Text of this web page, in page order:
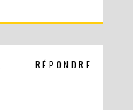
RÉPONDRE